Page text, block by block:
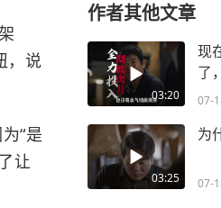
，说
“是
让
作者其他文章
03:20
现
了
样
07-
03:25
为
07-